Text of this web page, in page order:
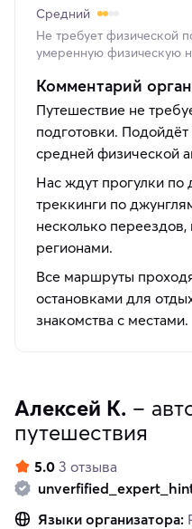
Средний
Не требует физической
умеренную физическую
Комментарий
Путешествие не
подготовки.
средней физической
Нас ждут прогулки
треккинги по
несколько
регионами.
Все маршруты
остановками для
знакомства с местами.
Алексей К. –
путешествия
5.0 3 отзыва
Языки организатора: